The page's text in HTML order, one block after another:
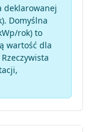
deklarowanej
Domyślna
rok) to
wartość dla
Rzeczywista